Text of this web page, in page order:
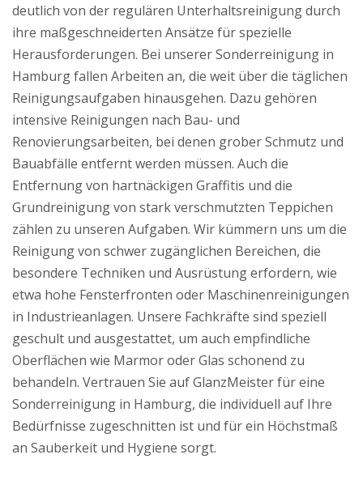
deutlich von der regulären Unterhaltsreinigung durch
ihre maßgeschneiderten Ansätze für spezielle
Herausforderungen. Bei unserer Sonderreinigung in
Hamburg fallen Arbeiten an, die weit über die täglichen
Reinigungsaufgaben hinausgehen. Dazu gehören
intensive Reinigungen nach Bau- und
Renovierungsarbeiten, bei denen grober Schmutz und
Bauabfälle entfernt werden müssen. Auch die
Entfernung von hartnäckigen Graffitis und die
Grundreinigung von stark verschmutzten Teppichen
zählen zu unseren Aufgaben. Wir kümmern uns um die
Reinigung von schwer zugänglichen Bereichen, die
besondere Techniken und Ausrüstung erfordern, wie
etwa hohe Fensterfronten oder Maschinenreinigungen
in Industrieanlagen. Unsere Fachkräfte sind speziell
geschult und ausgestattet, um auch empfindliche
Oberflächen wie Marmor oder Glas schonend zu
behandeln. Vertrauen Sie auf GlanzMeister für eine
Sonderreinigung in Hamburg, die individuell auf Ihre
Bedürfnisse zugeschnitten ist und für ein Höchstmaß
an Sauberkeit und Hygiene sorgt.